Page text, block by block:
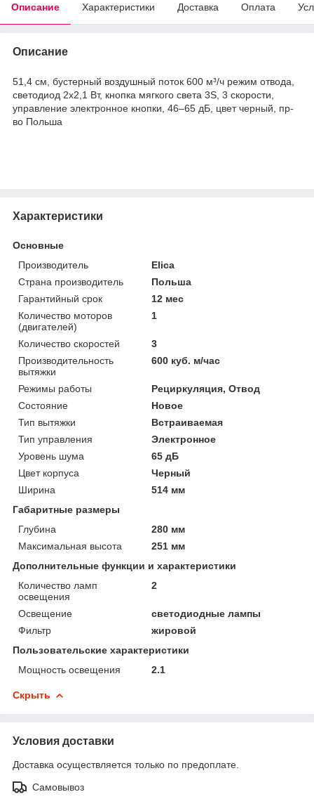
Описание Характеристики Доставка Оплата
Описание
51,4 см, бустерный воздушный поток 600 м³/ч режим отвода,
светодиод 2x2,1 Вт, кнопка мягкого света 3S, 3 скорости,
управление электронное кнопки, 46–65 дБ, цвет черный, пр-
во Польша
Характеристики
Основные
Производитель
Elica
Страна производитель
Польша
Гарантийный срок
12 мес
Количество моторов
(двигателей)
1
Количество скоростей
3
Производительность
вытяжки
600 куб. м/час
Режимы работы
Рециркуляция, Отвод
Состояние
Новое
Тип вытяжки
Встраиваемая
Тип управления
Электронное
Уровень шума
65 дБ
Цвет корпуса
Черный
Ширина
514 мм
Габаритные размеры
Глубина
280 мм
Максимальная высота
251 мм
Дополнительные функции и характеристики
Количество ламп
освещения
2
Освещение
светодиодные лампы
Фильтр
жировой
Пользовательские характеристики
Мощность освещения
2.1
Скрыть
Условия доставки
Доставка осуществляется только по предоплате.
Самовывоз